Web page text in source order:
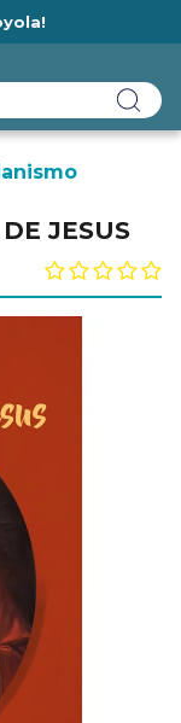
JESUS